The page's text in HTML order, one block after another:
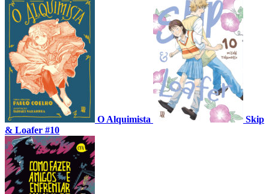
O Alquimista
Skip
& Loafer #10